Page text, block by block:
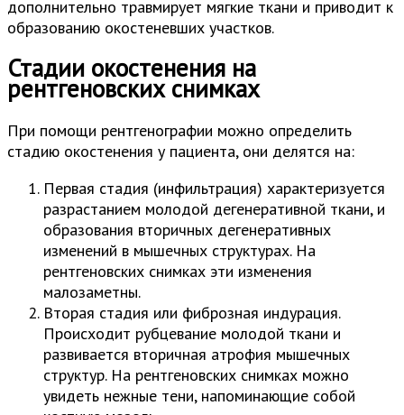
дополнительно травмирует мягкие ткани и приводит к
образованию окостеневших участков.
Стадии окостенения на
рентгеновских снимках
При помощи рентгенографии можно определить
стадию окостенения у пациента, они делятся на:
Первая стадия (инфильтрация) характеризуется
разрастанием молодой дегенеративной ткани, и
образования вторичных дегенеративных
изменений в мышечных структурах. На
рентгеновских снимках эти изменения
малозаметны.
Вторая стадия или фиброзная индурация.
Происходит рубцевание молодой ткани и
развивается вторичная атрофия мышечных
структур. На рентгеновских снимках можно
увидеть нежные тени, напоминающие собой